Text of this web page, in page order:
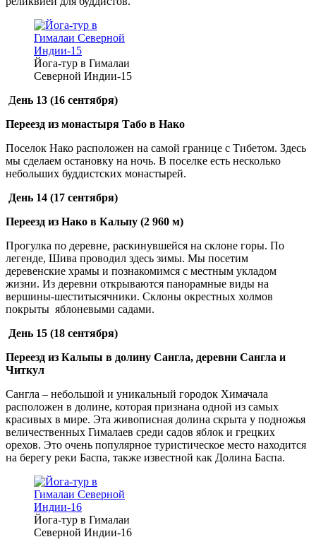
Йога-тур в Гималаи
Северной Индии-15
День 13 (16 сентября)
Переезд из монастыря Табо в Нако
Поселок Нако расположен на самой границе с Тибетом. Здесь
мы сделаем остановку на ночь. В поселке есть несколько
небольших буддистских монастырей.
День 14 (17 сентября)
Переезд из Нако в Кальпу (2 960 м)
Прогулка по деревне, раскинувшейся на склоне горы. По
легенде, Шива проводил здесь зимы. Мы посетим
деревенские храмы и познакомимся с местным укладом
жизни. Из деревни открываются панорамные виды на
вершины-шеститысячники. Склоны окрестных холмов
покрыты яблоневыми садами.
День 15 (18 сентября)
Переезд из Кальпы в долину Сангла, деревни Сангла и
Читкул
Сангла – небольшой и уникальный городок Химачала
расположен в долине, которая признана одной из самых
красивых в мире. Эта живописная долина скрыта у подножья
величественных Гималаев среди садов яблок и грецких
орехов. Это очень популярное туристическое место находится
на берегу реки Баспа, также известной как Долина Баспа.
Йога-тур в Гималаи
Северной Индии-16